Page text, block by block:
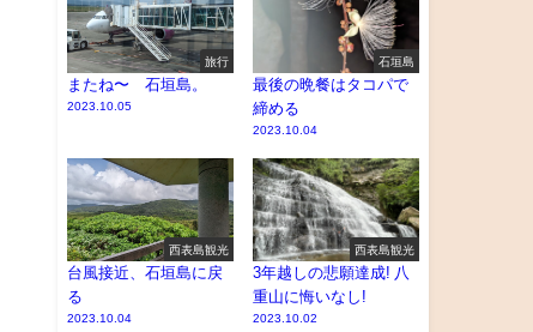
旅行
またね〜 石垣島。
2023.10.05
石垣島
最後の晩餐はタコパで
締める
2023.10.04
西表島観光
台風接近、石垣島に戻
る
2023.10.04
西表島観光
3年越しの悲願達成! 八
重山に悔いなし!
2023.10.02